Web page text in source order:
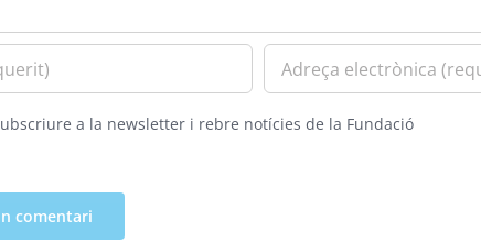
a la newsletter i rebre notícies de la Fundació